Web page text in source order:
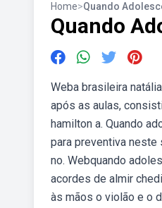
Home>Quando
Quando
Weba brasileira
após as aulas,
hamilton a. Quando
para preventiva neste
no. Webquando
acordes de almir
às mãos o violão e o